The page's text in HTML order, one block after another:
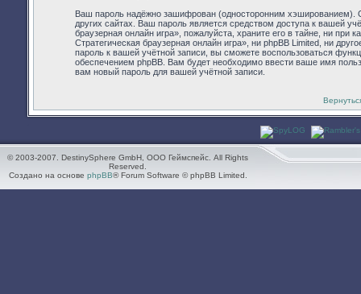
Ваш пароль надёжно зашифрован (односторонним хэшированием).
других сайтах. Ваш пароль является средством доступа к вашей
браузерная онлайн игра», пожалуйста, храните его в тайне, ни при
Стратегическая браузерная онлайн игра», ни phpBB Limited, ни
пароль к вашей учётной записи, вы сможете воспользоваться
обеспечением phpBB. Вам будет необходимо ввести ваше имя
вам новый пароль для вашей учётной записи.
© 2003-2007. DestinySphere GmbH, ООО Геймспейс. All Rights
Reserved.
Создано на основе phpBB® Forum Software © phpBB Limited.